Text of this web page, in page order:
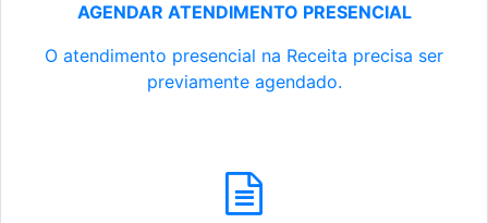
AGENDAR ATENDIMENTO PRESENCIAL
O atendimento presencial na Receita precisa ser
previamente agendado.